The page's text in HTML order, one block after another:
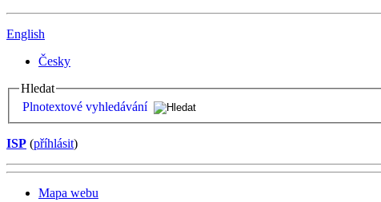
English
Česky
Hledat
Plnotextové vyhledávání
ISP (příhlásit)
Mapa webu